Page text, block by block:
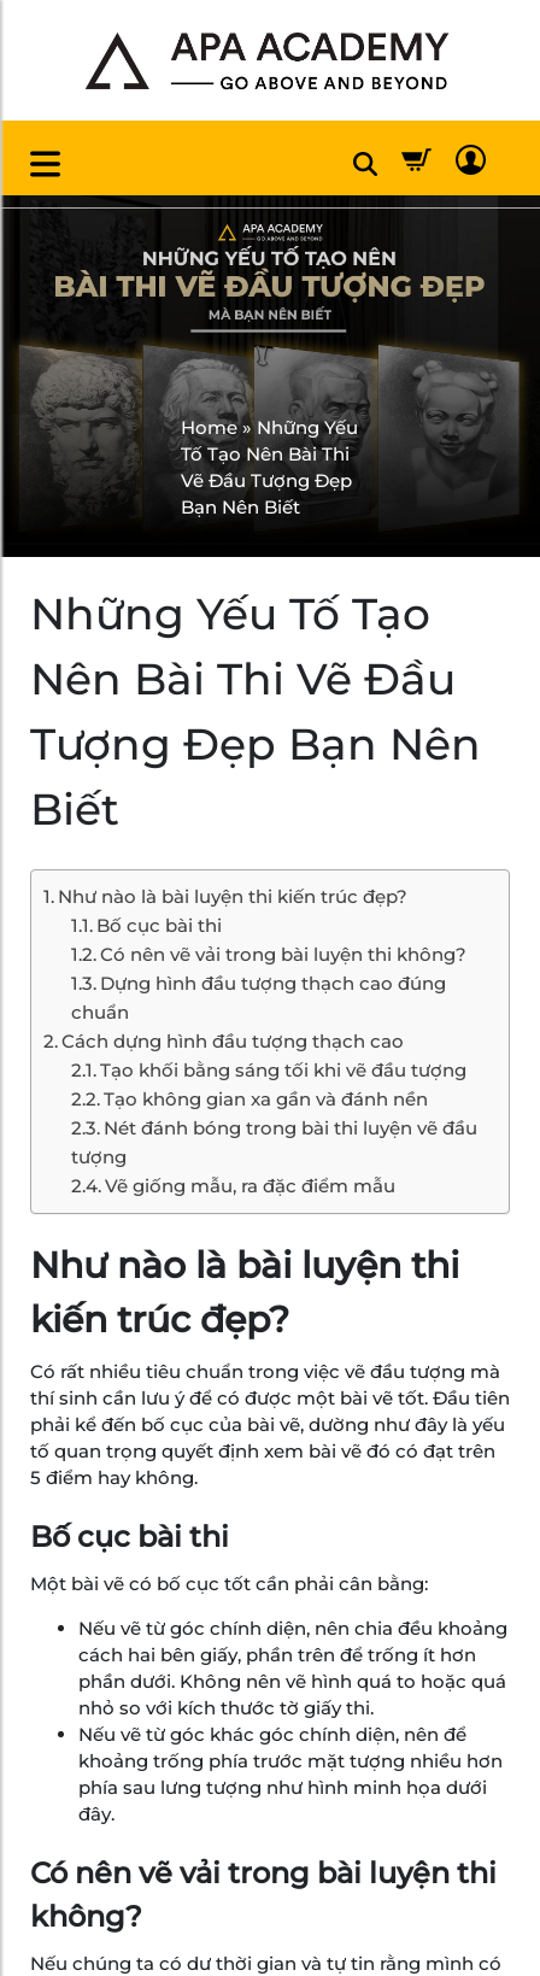
Home»Những Yếu
Tố Tạo Nên Bài Thi
Vẽ Đầu Tượng Đẹp
Bạn Nên Biết
Những Yếu Tố Tạo
Nên Bài Thi Vẽ Đầu
Tượng Đẹp Bạn Nên
Biết
Như nào là bài luyện thi kiến trúc đẹp?
Bố cục bài thi
Có nên vẽ vải trong bài luyện thi không?
Dựng hình đầu tượng thạch cao đúng
chuẩn
Cách dựng hình đầu tượng thạch cao
Tạo khối bằng sáng tối khi vẽ đầu tượng
Tạo không gian xa gần và đánh nền
Nét đánh bóng trong bài thi luyện vẽ đầu
tượng
Vẽ giống mẫu, ra đặc điểm mẫu
Như nào là bài luyện thi
kiến trúc đẹp?
Có rất nhiều tiêu chuẩn trong việc vẽ đầu tượng mà
thí sinh cần lưu ý để có được một bài vẽ tốt. Đầu tiên
phải kể đến bố cục của bài vẽ, dường như đây là yếu
tố quan trọng quyết định xem bài vẽ đó có đạt trên
5 điểm hay không.
Bố cục bài thi
Một bài vẽ có bố cục tốt cần phải cân bằng:
Nếu vẽ từ góc chính diện, nên chia đều khoảng
cách hai bên giấy, phần trên để trống ít hơn
phần dưới. Không nên vẽ hình quá to hoặc quá
nhỏ so với kích thước tờ giấy thi.
Nếu vẽ từ góc khác góc chính diện, nên để
khoảng trống phía trước mặt tượng nhiều hơn
phía sau lưng tượng như hình minh họa dưới
đây.
Có nên vẽ vải trong bài luyện thi
không?
Nếu chúng ta có dư thời gian và tự tin rằng mình có